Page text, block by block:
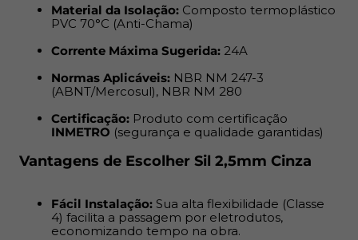
propaga fogo, garantindo maior proteção contra
incêndios.
elevada para excelente transmissão de energia e
menor perda elétrica.
identificação de fase ou retorno em instalações
elétricas.
Material da Isolação: Composto termoplástico
PVC 70°C (Anti-Chama)
Corrente Máxima Sugerida: 24A
Normas Aplicáveis: NBR NM 247-3
(ABNT/Mercosul), NBR NM 280
Certificação: Produto com certificação
INMETRO (segurança e qualidade garantidas)
Vantagens de Escolher Sil 2,5mm Cinza
Fácil Instalação: Sua alta flexibilidade (Classe
4) facilita a passagem por eletrodutos,
economizando tempo na obra.